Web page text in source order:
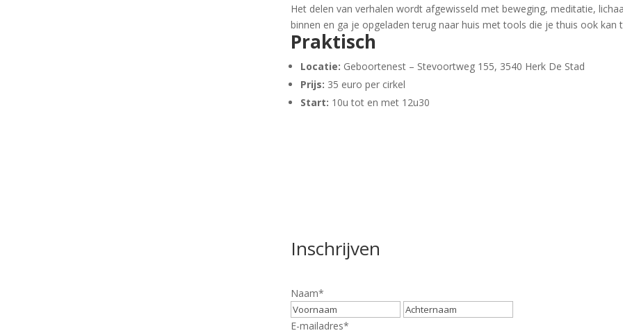
Het delen van verhalen wordt afgewisseld met beweging, meditatie,
binnen en ga je opgeladen terug naar huis met tools die je thuis ook kan
Praktisch
Locatie: Geboortenest – Stevoortweg 155, 3540 Herk De Stad
Prijs: 35 euro per cirkel
Start: 10u tot en met 12u30
Inschrijven
Naam*
Voornaam
E-mailadres*